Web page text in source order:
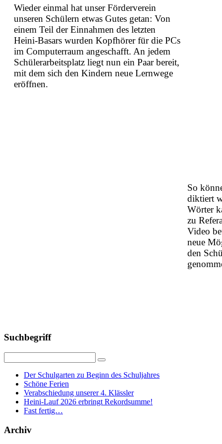
Wieder einmal hat unser Förderverein
unseren Schülern etwas Gutes getan: Von
einem Teil der Einnahmen des letzten
Heini-Basars wurden Kopfhörer für die PCs
im Computerraum angeschafft. An jedem
Schülerarbeitsplatz liegt nun ein Paar bereit,
mit dem sich den Kindern neue Lernwege
eröffnen.
So
diktiert
Wörter
zu
Video
neue
den
Suchbegriff
Der Schulgarten zu Beginn des Schuljahres
Schöne Ferien
Verabschiedung unserer 4. Klässler
Heini-Lauf 2026 erbringt Rekordsumme!
Fast fertig…
Archiv